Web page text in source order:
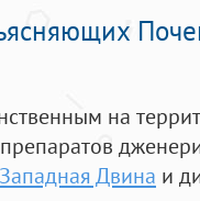
на
Двина и